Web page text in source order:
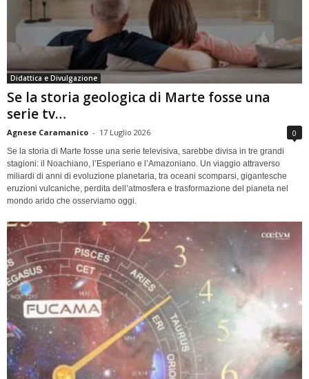
Didattica e Divulgazione
Se la storia geologica di Marte fosse una
serie tv…
Agnese Caramanico - 17 Luglio 2026 0
Se la storia di Marte fosse una serie televisiva, sarebbe divisa in tre grandi
stagioni: il Noachiano, l’Esperiano e l’Amazoniano. Un viaggio attraverso
miliardi di anni di evoluzione planetaria, tra oceani scomparsi, gigantesche
eruzioni vulcaniche, perdita dell’atmosfera e trasformazione del pianeta nel
mondo arido che osserviamo oggi.